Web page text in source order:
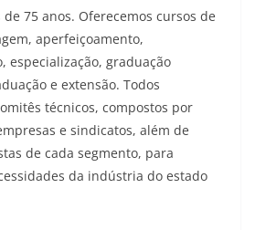
75 anos. Oferecemos cursos de
aperfeiçoamento,
especialização, graduação
e extensão. Todos
técnicos, compostos por
e sindicatos, além de
de cada segmento, para
da indústria do estado